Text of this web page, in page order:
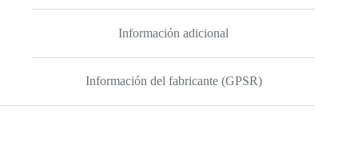
100 ml
Información adicional
Información del fabricante (GPSR)